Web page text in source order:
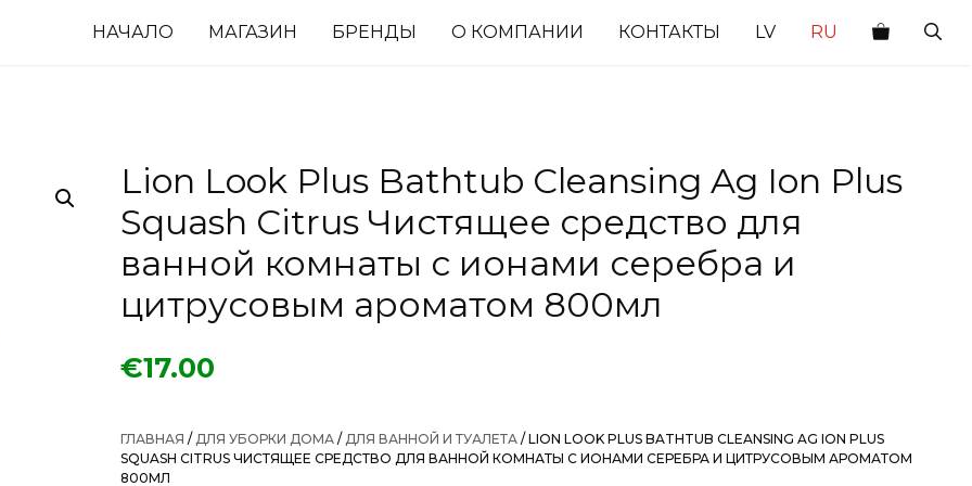
НАЧАЛО МАГАЗИН БРЕНДЫ О КОМПАНИИ КОНТАКТЫ LV RU
Lion Look Plus Bathtub Cleansing Ag Ion Plus
Squash Citrus Чистящее средство для
ванной комнаты с ионами серебра и
цитрусовым ароматом 800мл
€17.00
ГЛАВНАЯ /ДЛЯ УБОРКИ ДОМА /ДЛЯ ВАННОЙ И ТУАЛЕТА / LION LOOK PLUS BATHTUB CLEANSING AG ION PLUS
SQUASH CITRUS ЧИСТЯЩЕЕ СРЕДСТВО ДЛЯ ВАННОЙ КОМНАТЫ С ИОНАМИ СЕРЕБРА И ЦИТРУСОВЫМ АРОМАТОМ
800МЛ